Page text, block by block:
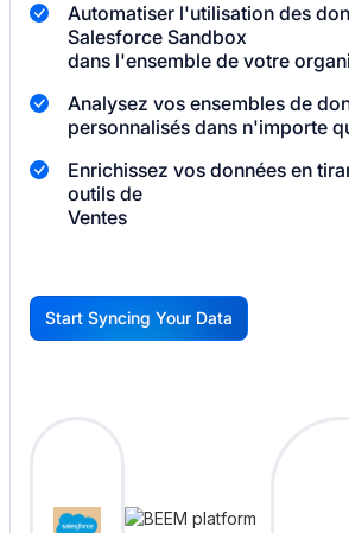
Automatiser l'utilisation des
Salesforce Sandbox
dans l'ensemble de votre
Analysez vos ensembles de
personnalisés dans n'importe
Enrichissez vos données en
outils de
Ventes
G
Start Syncing Your Data